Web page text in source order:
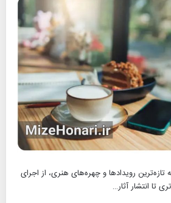
تازه‌ترین رویدادها و چهره‌های هنری، از اجرای
تا انتشار آثار…